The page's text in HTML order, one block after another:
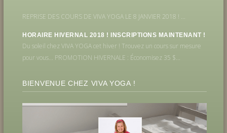
REPRISE DES COURS DE VIVA YOGA LE 8 JANVIER 2018 ! ...
HORAIRE HIVERNAL 2018 ! INSCRIPTIONS MAINTENANT !
Du soleil chez VIVA YOGA cet hiver ! Trouvez un cours sur mesure
pour vous... PROMOTION HIVERNALE : Économisez 35 $...
BIENVENUE CHEZ VIVA YOGA !